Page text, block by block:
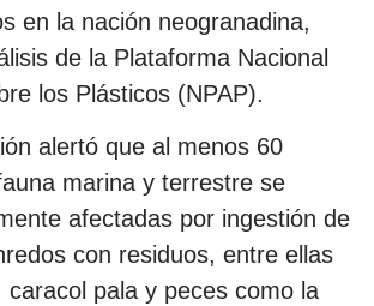
en la nación neogranadina,
de la Plataforma Nacional
los Plásticos (NPAP).
alertó que al menos 60
marina y terrestre se
afectadas por ingestión de
con residuos, entre ellas
caracol pala y peces como la